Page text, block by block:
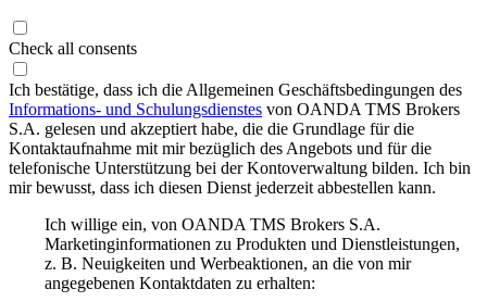
Check all consents
Ich bestätige, dass ich die Allgemeinen Geschäftsbedingungen des
Informations- und Schulungsdienstes von OANDA TMS Brokers
S.A. gelesen und akzeptiert habe, die die Grundlage für die
Kontaktaufnahme mit mir bezüglich des Angebots und für die
telefonische Unterstützung bei der Kontoverwaltung bilden. Ich bin
mir bewusst, dass ich diesen Dienst jederzeit abbestellen kann.
Ich willige ein, von OANDA TMS Brokers S.A.
Marketinginformationen zu Produkten und Dienstleistungen,
z. B. Neuigkeiten und Werbeaktionen, an die von mir
angegebenen Kontaktdaten zu erhalten: